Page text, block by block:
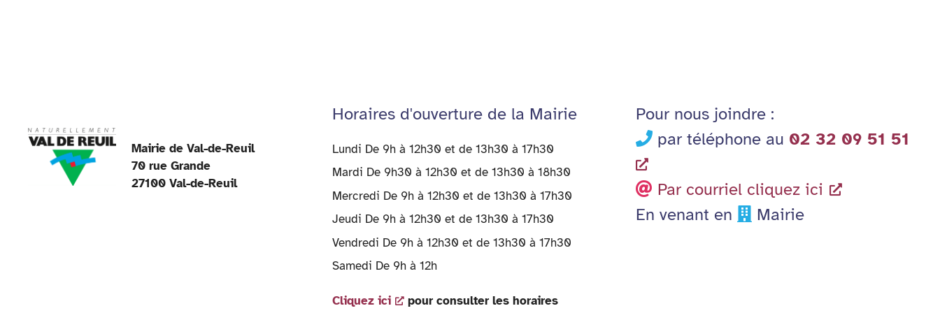
Mairie de Val-de-Reuil
70 rue Grande
27100 Val-de-Reuil
Horaires d'ouverture de la Mairie
Lundi De 9h à 12h30 et de 13h30 à 17h30
Mardi De 9h30 à 12h30 et de 13h30 à 18h30
Mercredi De 9h à 12h30 et de 13h30 à 17h30
Jeudi De 9h à 12h30 et de 13h30 à 17h30
Vendredi De 9h à 12h30 et de 13h30 à 17h30
Samedi De 9h à 12h
Cliquez ici
pour consulter les horaires
Pour nous joindre :
par téléphone au 02 32 09 51 51
Par courriel cliquez ici
En venant en
Mairie